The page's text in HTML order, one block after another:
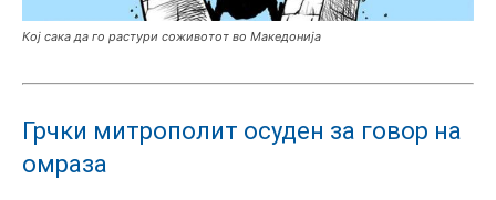
Кој сака да го растури соживотот во Македонија
Грчки митрополит осуден за говор на
омраза